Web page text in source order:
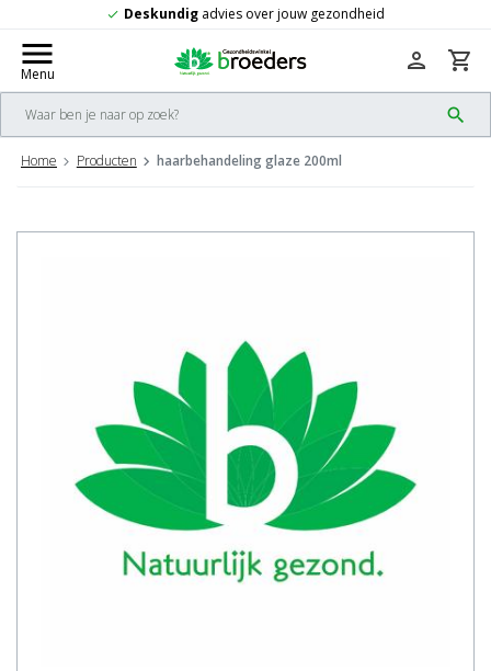
over jouw gezondheid
menu
Menu
search
person shopping_cart
Home Producten haarbehandeling glaze 200ml